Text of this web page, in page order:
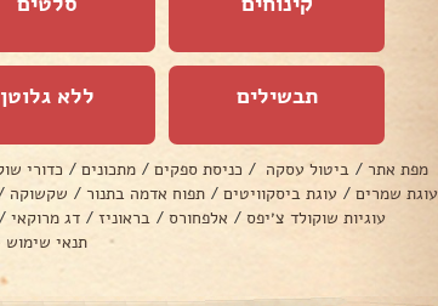
תבשילים ללא גלוטן
מפת אתר / ביטול עסקה / כניסת ספקים / מתכונים / כדורי
עוגת שמרים / עוגת ביסקוויטים / תפוח אדמה בתנור / שקשוקה
עוגיות שוקולד צ׳יפס / אלפחורס / בראוניז / דג מרוקאי /
תנאי שימוש